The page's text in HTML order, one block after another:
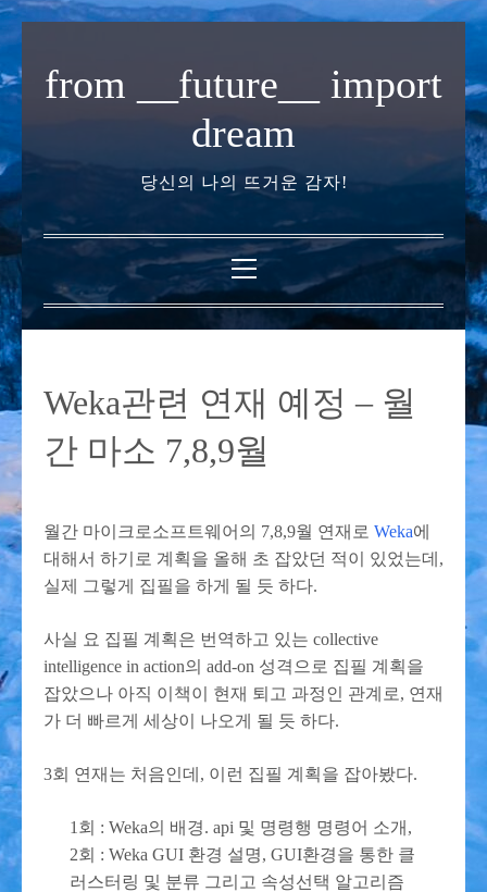
기
from __future__ import
dream
당신의 나의 뜨거운 감자!
기
본
메
뉴
Weka관련 연재 예정 – 월
간 마소 7,8,9월
월간 마이크로소프트웨어의 7,8,9월 연재로 Weka에
대해서 하기로 계획을 올해 초 잡았던 적이 있었는데,
실제 그렇게 집필을 하게 될 듯 하다.
사실 요 집필 계획은 번역하고 있는 collective
intelligence in action의 add-on 성격으로 집필 계획을
잡았으나 아직 이책이 현재 퇴고 과정인 관계로, 연재
가 더 빠르게 세상이 나오게 될 듯 하다.
3회 연재는 처음인데, 이런 집필 계획을 잡아봤다.
1회 : Weka의 배경. api 및 명령행 명령어 소개,
2회 : Weka GUI 환경 설명, GUI환경을 통한 클
러스터링 및 분류 그리고 속성선택 알고리즘